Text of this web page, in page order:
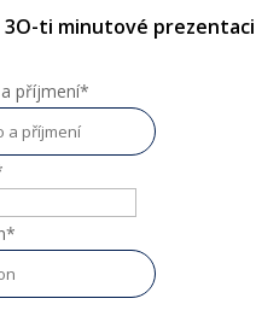
ti minutové
příjmení*
*